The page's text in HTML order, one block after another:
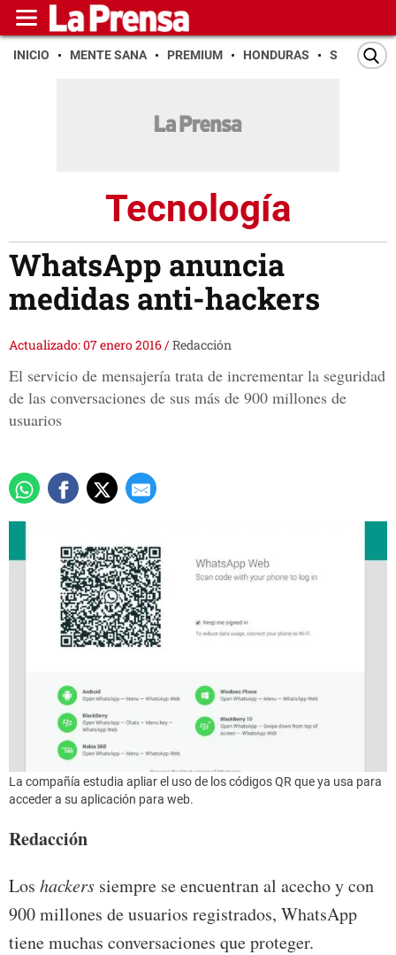
INICIO MENTE SANA PREMIUM HONDURAS SAN PEDRO
Tecnología
WhatsApp anuncia
medidas anti-hackers
Actualizado: 07 enero 2016/Redacción
El servicio de mensajería trata de incrementar la seguridad
de las conversaciones de sus más de 900 millones de
usuarios
La compañía estudia apliar el uso de los códigos QR que ya usa para
acceder a su aplicación para web.
Redacción
Los hackers siempre se encuentran al acecho y con
900 millones de usuarios registrados, WhatsApp
tiene muchas conversaciones que proteger.